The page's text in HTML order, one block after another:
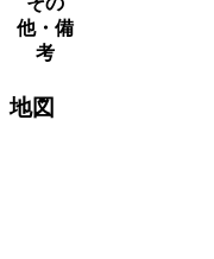
他・備
考
地図